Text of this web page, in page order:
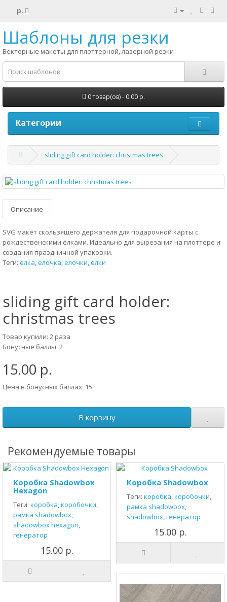
р.
Шаблоны для резки
Векторные макеты для плоттерной, лазерной резки
0 товар(ов) - 0.00 р.
Категории
sliding gift card holder: christmas trees
Описание
SVG макет скользящего держателя для подарочной карты с
рождественскими ёлками. Идеально для вырезания на плоттере и
создания праздничной упаковки.
Теги: елка,елочка,елочки,елки
sliding gift card holder:
christmas trees
Товар купили: 2 раза
Бонусные баллы: 2
15.00 р.
Цена в бонусных баллах: 15
В корзину
Рекомендуемые товары
Коробка Shadowbox
Hexagon
Теги: коробка,коробочки,
рамка shadowbox,
shadowbox hexagon,
генератор
15.00 р.
Коробка Shadowbox
Теги: коробка,коробочки,
рамка shadowbox,
shadowbox,генератор
15.00 р.